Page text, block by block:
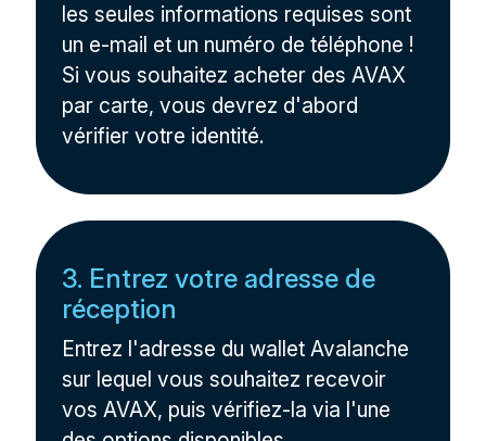
les seules informations requises sont
un e-mail et un numéro de téléphone !
Si vous souhaitez acheter des AVAX
par carte, vous devrez d'abord
vérifier votre identité.
3. Entrez votre adresse de
réception
Entrez l'adresse du wallet Avalanche
sur lequel vous souhaitez recevoir
vos AVAX, puis vérifiez-la via l'une